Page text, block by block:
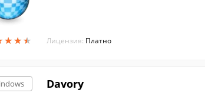
★★★
★★★ Лицензия: Платно
Davory